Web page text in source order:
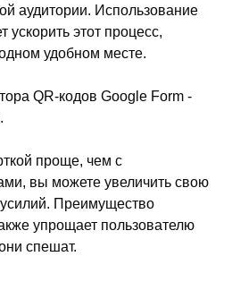
аудитории. Использование
ускорить этот процесс,
удобном месте.
QR-кодов Google Form -
проще, чем с
вы можете увеличить свою
Преимущество
упрощает пользователю
спешат.